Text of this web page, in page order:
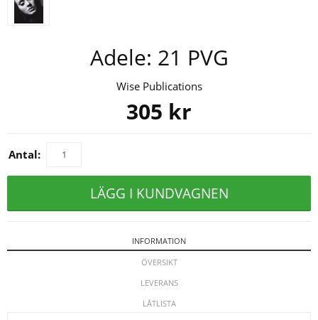
Adele: 21 PVG
Wise Publications
305 kr
Antal:
LÄGG I KUNDVAGNEN
INFORMATION
ÖVERSIKT
LEVERANS
LÅTLISTA